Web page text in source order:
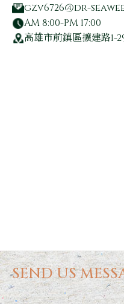
gzv6726@dr-
AM 8:00-PM 17:00
高雄市前鎮區擴建路1-
SEND US